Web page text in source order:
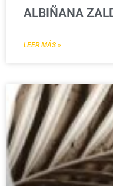
ALBIÑANA
LEER MÁS »